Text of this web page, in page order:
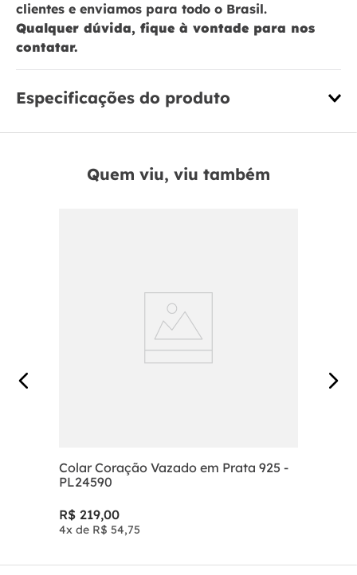
clientes e enviamos para todo o Brasil.
Qualquer dúvida, fique à vontade para nos
contatar.
Especificações do produto
Quem viu, viu também
Colar Coração Vazado em Prata 925 -
PL24590
R$ 219,00
4x de R$ 54,75